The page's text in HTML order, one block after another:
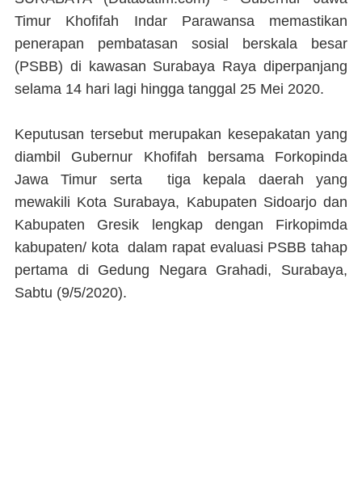
Timur Khofifah Indar Parawansa memastikan
penerapan pembatasan sosial berskala besar
(PSBB) di kawasan Surabaya Raya diperpanjang
selama 14 hari lagi hingga tanggal 25 Mei 2020.
Keputusan tersebut merupakan kesepakatan yang
diambil Gubernur Khofifah bersama Forkopinda
Jawa Timur serta tiga kepala daerah yang
mewakili Kota Surabaya, Kabupaten Sidoarjo dan
Kabupaten Gresik lengkap dengan Firkopimda
kabupaten/ kota dalam rapat evaluasi PSBB tahap
pertama di Gedung Negara Grahadi, Surabaya,
Sabtu (9/5/2020).